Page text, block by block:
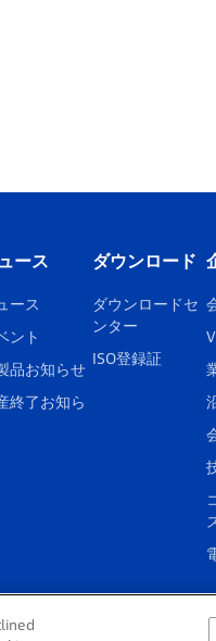
ース
ース
ント
品お知らせ
終了お知ら
ダウンロード
ダウンロードセ
ンター
ISO登録証